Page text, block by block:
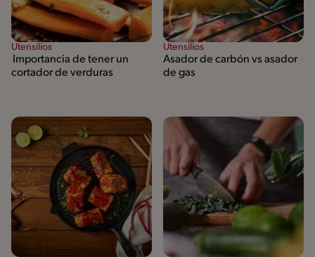
Utensilios
Importancia de tener un
cortador de verduras
Utensilios
Asador de carbón vs asador
de gas